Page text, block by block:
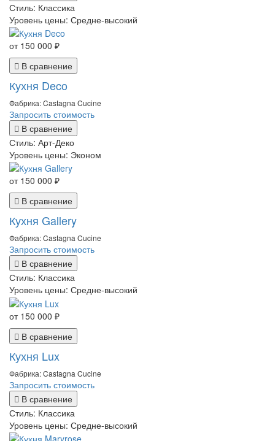
Стиль: Классика
Уровень цены: Средне-высокий
от 150 000 ₽
В сравнение
Кухня Deco
Фабрика: Castagna Cucine
Запросить стоимость
В сравнение
Стиль: Арт-Деко
Уровень цены: Эконом
от 150 000 ₽
В сравнение
Кухня Gallery
Фабрика: Castagna Cucine
Запросить стоимость
В сравнение
Стиль: Классика
Уровень цены: Средне-высокий
от 150 000 ₽
В сравнение
Кухня Lux
Фабрика: Castagna Cucine
Запросить стоимость
В сравнение
Стиль: Классика
Уровень цены: Средне-высокий